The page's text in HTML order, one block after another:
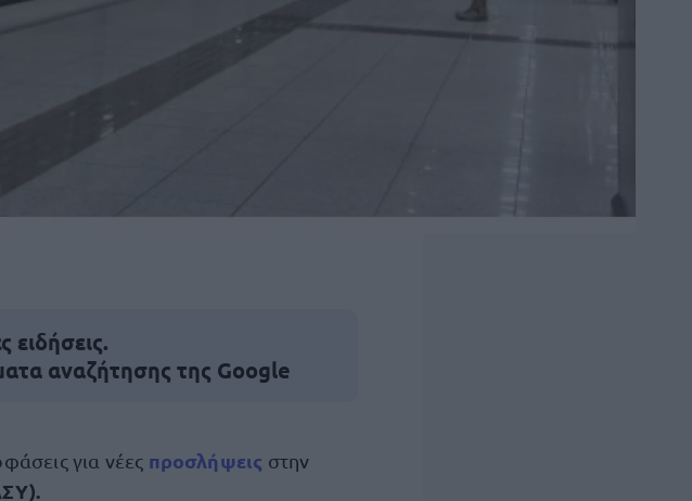
ειδήσεις.
αναζήτησης της Google
για νέες προσλήψεις στην